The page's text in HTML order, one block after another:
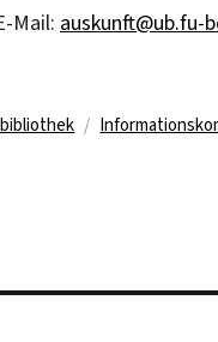
Mail: auskunft@ub.fu-
Schlagwörter